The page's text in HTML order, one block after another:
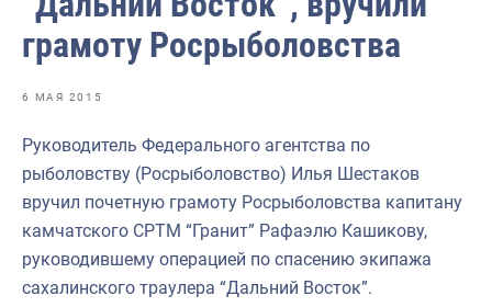
Отраслевые СМИ
Выставки и конференции
Научно-практическая литература
Рыбоохрана России
Отрасль в цифрах
Инфографика
Большая африканская экспедиция
грамоту Росрыболовства
6 МАЯ 2015
Руководитель Федерального агентства по
рыболовству (Росрыболовство) Илья Шестаков
вручил почетную грамоту Росрыболовства капитану
камчатского СРТМ “Гранит” Рафаэлю Кашикову,
руководившему операцией по спасению экипажа
сахалинского траулера “Дальний Восток”.